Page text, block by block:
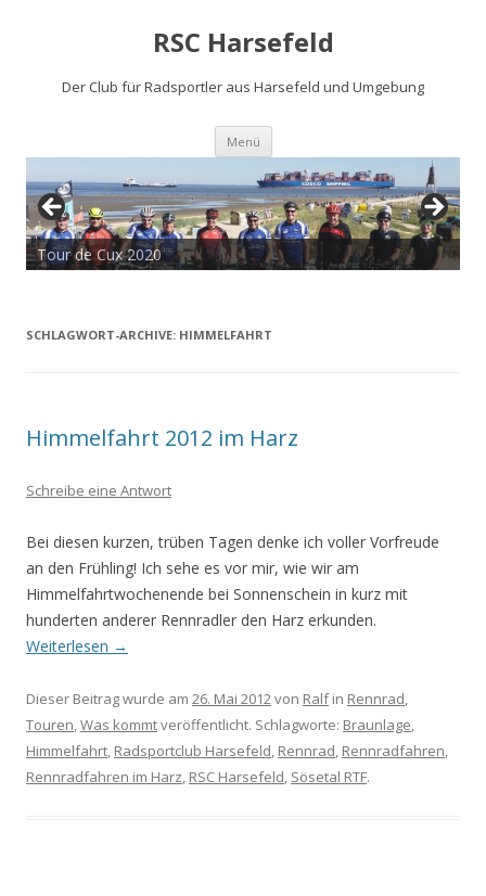
RSC Harsefeld
Der Club für Radsportler aus Harsefeld und Umgebung
Menü Zum
springen
Sauerland 2022 - 15 Jahre RSCH
Tour de Cux 2020
SCHLAGWORT-ARCHIVE: HIMMELFAHRT
Himmelfahrt 2012 im Harz
Schreibe eine Antwort
Bei diesen kurzen, trüben Tagen denke ich voller Vorfreude
an den Frühling! Ich sehe es vor mir, wie wir am
Himmelfahrtwochenende bei Sonnenschein in kurz mit
hunderten anderer Rennradler den Harz erkunden.
Weiterlesen →
Dieser Beitrag wurde am 26. Mai 2012von Ralfin Rennrad,
Touren,Was kommtveröffentlicht. Schlagworte: Braunlage,
Himmelfahrt, Radsportclub Harsefeld, Rennrad, Rennradfahren,
Rennradfahren im Harz, RSC Harsefeld, Sösetal RTF.